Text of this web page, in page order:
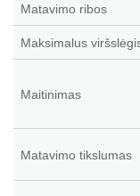
Matavimo ribos
Maksimalus
Maitinimas
Matavimo tikslumas